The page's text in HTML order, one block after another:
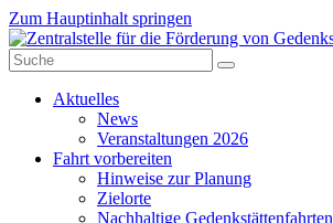
Zum Hauptinhalt springen
Aktuelles
News
Veranstaltungen 2026
Fahrt vorbereiten
Hinweise zur Planung
Zielorte
Nachhaltige Gedenkstättenfahrten